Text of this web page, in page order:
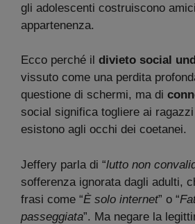
gli adolescenti costruiscono
appartenenza.
Ecco perché il divieto social
vissuto come una perdita
questione di schermi, ma di
social significa togliere ai
esistono agli occhi dei coetanei.
Jeffery parla di “lutto non
sofferenza ignorata dagli adulti,
frasi come “È solo internet” o “
passeggiata”. Ma negare la